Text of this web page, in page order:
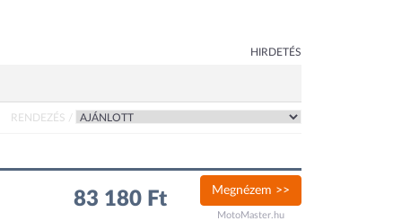
HIRDETÉS
RENDEZÉS /
83 180 Ft Megnézem >>
MotoMaster.hu